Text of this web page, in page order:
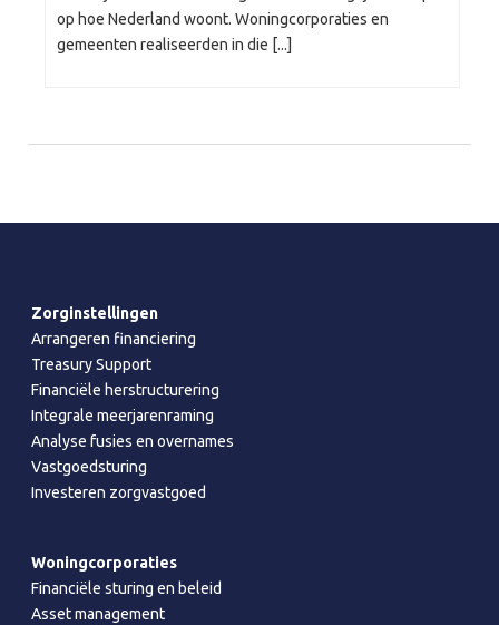
op hoe Nederland woont. Woningcorporaties en
gemeenten realiseerden in die [...]
Zorginstellingen
Arrangeren financiering
Treasury Support
Financiële herstructurering
Integrale meerjarenraming
Analyse fusies en overnames
Vastgoedsturing
Investeren zorgvastgoed
Woningcorporaties
Financiële sturing en beleid
Asset management